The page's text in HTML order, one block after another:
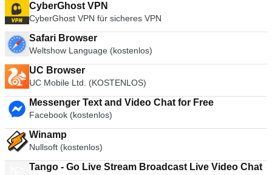
CyberGhost VPN
CyberGhost VPN für sicheres VPN
Safari Browser
Weltshow Language (kostenlos)
UC Browser
UC Mobile Ltd. (KOSTENLOS)
Messenger Text and Video Chat for Free
Facebook (kostenlos)
Winamp
Nullsoft (kostenlos)
Tango - Go Live Stream Broadcast Live Video Chat